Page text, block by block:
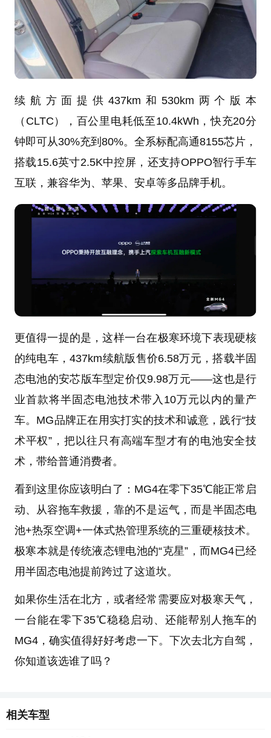
续航方面提供437km和530km两个版本
（CLTC），百公里电耗低至10.4kWh，快充20分
钟即可从30%充到80%。全系标配高通8155芯片，
搭载15.6英寸2.5K中控屏，还支持OPPO智行手车
互联，兼容华为、苹果、安卓等多品牌手机。
更值得一提的是，这样一台在极寒环境下表现硬核
的纯电车，437km续航版售价6.58万元，搭载半固
态电池的安芯版车型定价仅9.98万元——这也是行
业首款将半固态电池技术带入10万元以内的量产
车。MG品牌正在用实打实的技术和诚意，践行“技
术平权”，把以往只有高端车型才有的电池安全技
术，带给普通消费者。
看到这里你应该明白了：MG4在零下35℃能正常启
动、从容拖车救援，靠的不是运气，而是半固态电
池+热泵空调+一体式热管理系统的三重硬核技术。
极寒本就是传统液态锂电池的“克星”，而MG4已经
用半固态电池提前跨过了这道坎。
如果你生活在北方，或者经常需要应对极寒天气，
一台能在零下35℃稳稳启动、还能帮别人拖车的
MG4，确实值得好好考虑一下。下次去北方自驾，
你知道该选谁了吗？
相关车型